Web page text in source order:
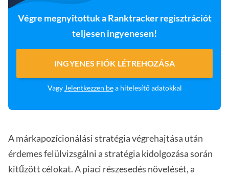
Végre megnyitottuk a Ranktracker regisztrációt
teljesen ingyenesen!
INGYENES FIÓK LÉTREHOZÁSA
VagyJelentkezzen bea hitelesítő adatokkal
A márkapozícionálási stratégia végrehajtása után
érdemes felülvizsgálni a stratégia kidolgozása során
kitűzött célokat. A piaci részesedés növelését, a